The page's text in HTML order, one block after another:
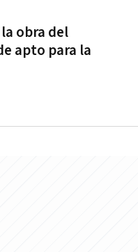
obra del
apto para la